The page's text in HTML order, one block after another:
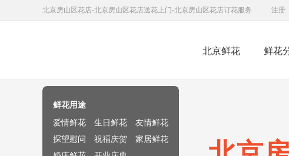
北京房山区花店-北京房山区花店送花上门-北京房山区花店订花服务 注册
北京鲜花 鲜花
鲜花用途
爱情鲜花
生日鲜花
友情鲜花
探望慰问
祝福庆贺
家居鲜花